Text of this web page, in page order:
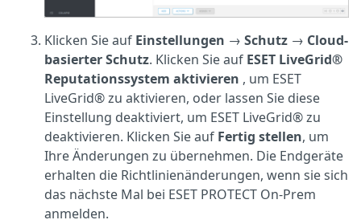
Klicken Sie auf Einstellungen → Schutz → Cloud-
basierter Schutz. Klicken Sie auf ESET LiveGrid®
Reputationssystem aktivieren , um ESET
LiveGrid® zu aktivieren, oder lassen Sie diese
Einstellung deaktiviert, um ESET LiveGrid® zu
deaktivieren. Klicken Sie auf Fertig stellen, um
Ihre Änderungen zu übernehmen. Die Endgeräte
erhalten die Richtlinienänderungen, wenn sie sich
das nächste Mal bei ESET PROTECT On-Prem
anmelden.